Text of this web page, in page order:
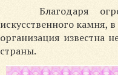
Благодаря
искусственного камня,
организация известна
страны.